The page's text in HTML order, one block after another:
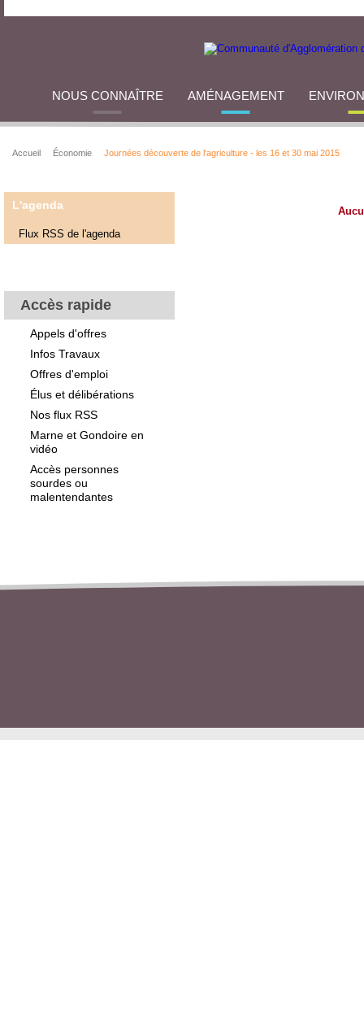
NOUS CONNAÎTRE AMÉNAGEMENT
Accueil Économie Journées découverte de l'agriculture - les 16 et 30 mai 2015
L'agenda
Flux RSS de l'agenda
Accès rapide
Appels d'offres
Infos Travaux
Offres d'emploi
Élus et délibérations
Nos flux RSS
Marne et Gondoire en
vidéo
Accès personnes
sourdes ou
malentendantes